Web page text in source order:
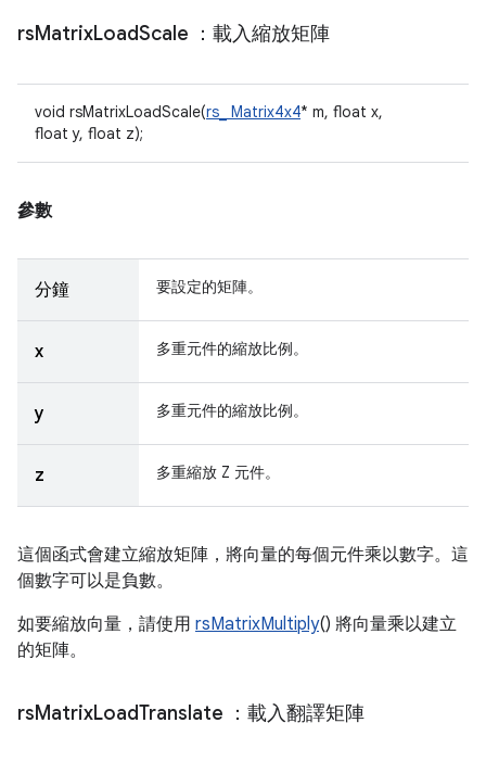
rsMatrixLoadScale ：載入縮放矩陣
void rsMatrixLoadScale(rs_ Matrix4x4* m, float x,
float y, float z);
參數
分鐘 要設定的矩陣。
x 多重元件的縮放比例。
y 多重元件的縮放比例。
z 多重縮放 Z 元件。
這個函式會建立縮放矩陣，將向量的每個元件乘以數字。這
個數字可以是負數。
如要縮放向量，請使用 rsMatrixMultiply() 將向量乘以建立
的矩陣。
rsMatrixLoadTranslate ：載入翻譯矩陣